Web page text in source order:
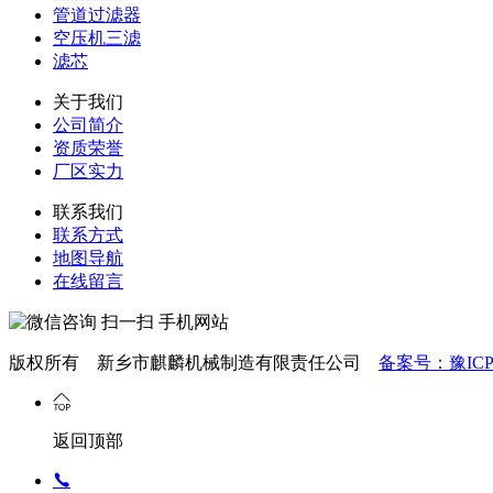
管道过滤器
空压机三滤
滤芯
关于我们
公司简介
资质荣誉
厂区实力
联系我们
联系方式
地图导航
在线留言
扫一扫 手机网站
版权所有 新乡市麒麟机械制造有限责任公司 备案号：豫
返回顶部